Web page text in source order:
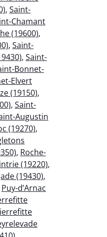
, Saint-
Chamant
(19600),
, Saint-
, Saint-
Bonnet-
Elvert
(19150),
, Saint-
Augustin
(19270),
, Roche-
(19220),
(19430),
Puy-d’Arnac